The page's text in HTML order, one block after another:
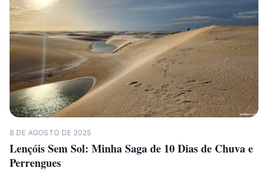
8 DE AGOSTO DE 2025
Lençóis Sem Sol: Minha Saga de 10 Dias de Chuva e
Perrengues